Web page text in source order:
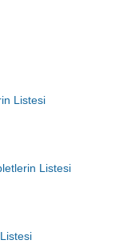
Listesi
Listesi